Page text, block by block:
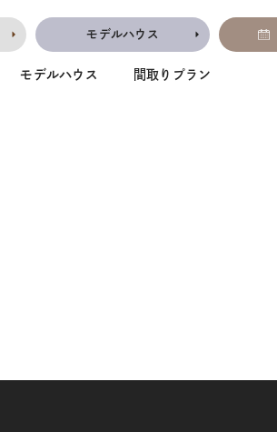
モデルハウス
モデルハウス 間取りプラン